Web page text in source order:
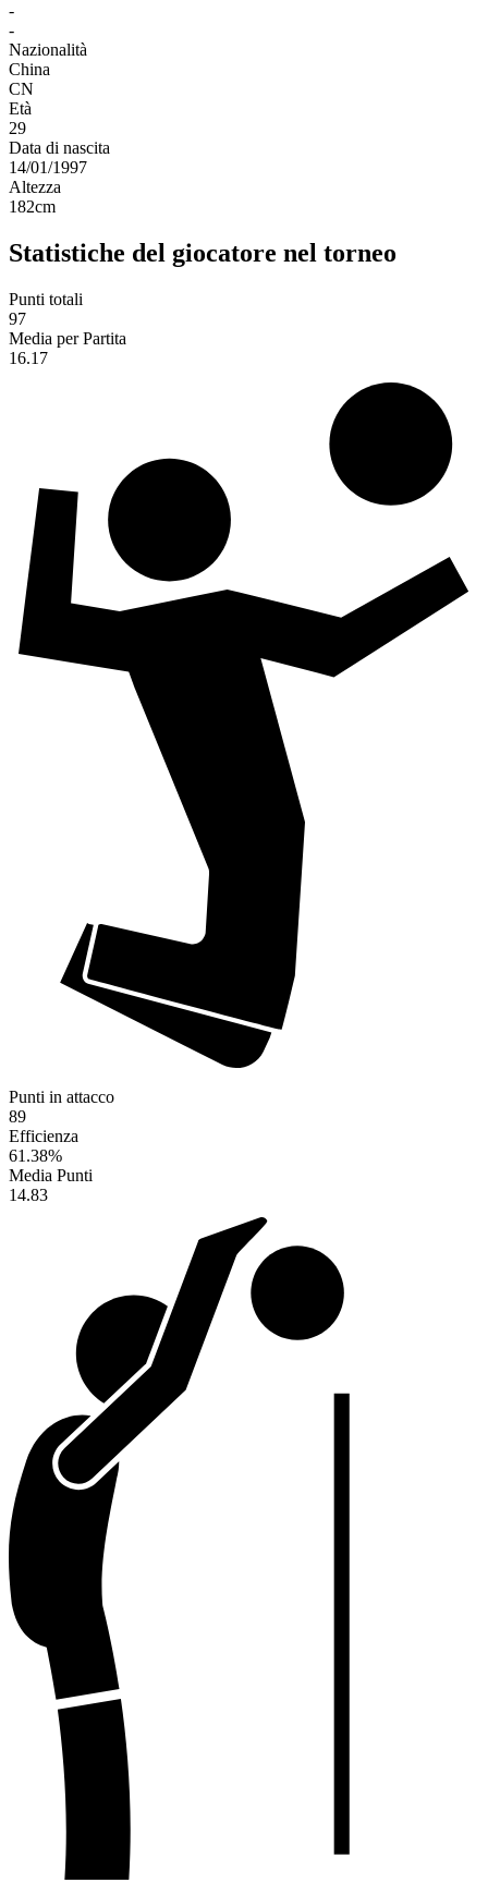
-
-
Nazionalità
China
CN
Età
29
Data di nascita
14/01/1997
Altezza
182cm
Statistiche del giocatore nel torneo
Punti totali
97
Media per Partita
16.17
Punti in attacco
89
Efficienza
61.38%
Media Punti
14.83